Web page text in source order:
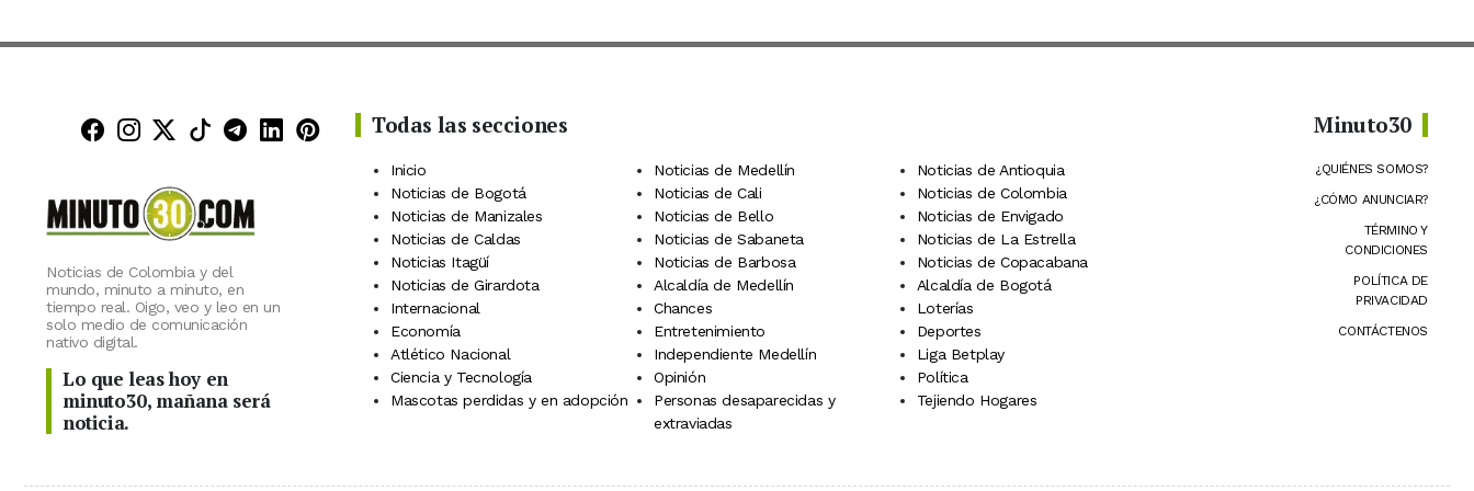
Minuto30 en Facebook
Minuto30 en Instagram
Minuto30 en X (Twitter)
Minuto30 en TikTok
Canal de Minuto30 en Telegram
Minuto30 en LinkedIn
Minuto30 en Pinterest
Noticias de Colombia y del
mundo, minuto a minuto, en
tiempo real. Oigo, veo y leo en un
solo medio de comunicación
nativo digital.
Lo que leas hoy en
minuto30, mañana será
noticia.
Todas las secciones
Inicio Noticias de Medellín
Noticias de Antioquia
Noticias de Bogotá
Noticias de Cali
Noticias de Colombia
Noticias de Manizales
Noticias de Bello
Noticias de Envigado
Noticias de Caldas
Noticias de Sabaneta
Noticias de La Estrella
Noticias Itagüí
Noticias de Barbosa
Noticias de Copacabana
Noticias de Girardota
Alcaldía de Medellín
Alcaldía de Bogotá
Internacional
Chances
Loterías
Economía
Entretenimiento
Deportes
Atlético Nacional
Independiente Medellín
Liga Betplay
Ciencia y Tecnología
Opinión
Política
Mascotas perdidas y en adopción
Personas desaparecidas y
extraviadas
Tejiendo Hogares
Minuto30
¿QUIÉNES SOMOS?
¿CÓMO ANUNCIAR?
TÉRMINO Y
CONDICIONES
POLÍTICA DE
PRIVACIDAD
CONTÁCTENOS